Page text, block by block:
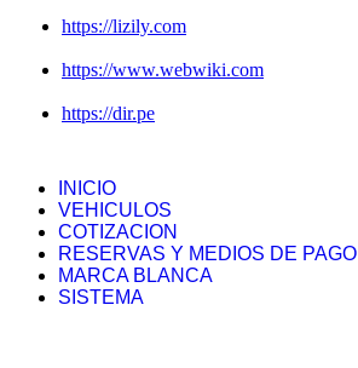
https://lizily.com
https://www.webwiki.com
https://dir.pe
INICIO
VEHICULOS
COTIZACION
RESERVAS Y MEDIOS DE PAGO
MARCA BLANCA
SISTEMA